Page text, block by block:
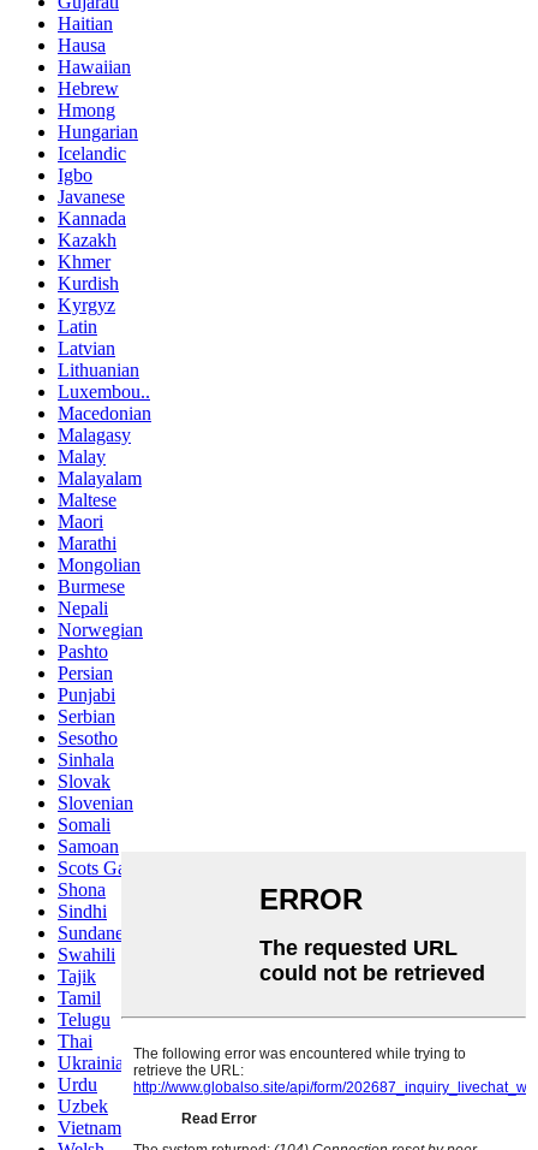
Haitian
Hausa
Hawaiian
Hebrew
Hmong
Hungarian
Icelandic
Igbo
Javanese
Kannada
Kazakh
Khmer
Kurdish
Kyrgyz
Latin
Latvian
Lithuanian
Luxembou..
Macedonian
Malagasy
Malay
Malayalam
Maltese
Maori
Marathi
Mongolian
Burmese
Nepali
Norwegian
Pashto
Persian
Punjabi
Serbian
Sesotho
Sinhala
Slovak
Slovenian
Somali
Samoan
Scots Gaelic
Shona
Sindhi
Sundanese
Swahili
Tajik
Tamil
Telugu
Thai
Ukrainian
Urdu
Uzbek
Vietnamese